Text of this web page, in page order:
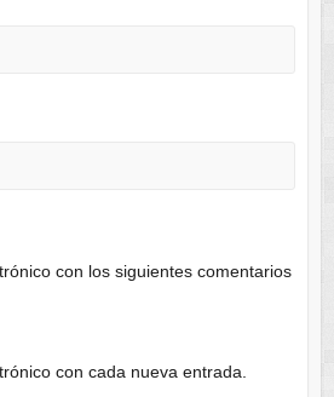
con los siguientes comentarios
con cada nueva entrada.